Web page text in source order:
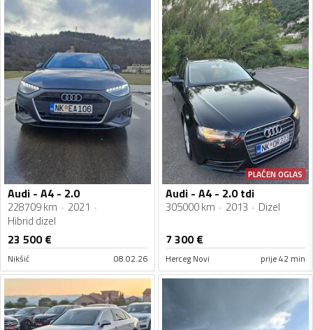
Audi - A4 - 2.0
228709 km
2021
Hibrid dizel
23 500€
Nikšić 08.02.26
PLAĆEN OGLAS
Audi - A4 - 2.0 tdi
305000 km 2013 Dizel
7 300€
Herceg Novi prije 42 min